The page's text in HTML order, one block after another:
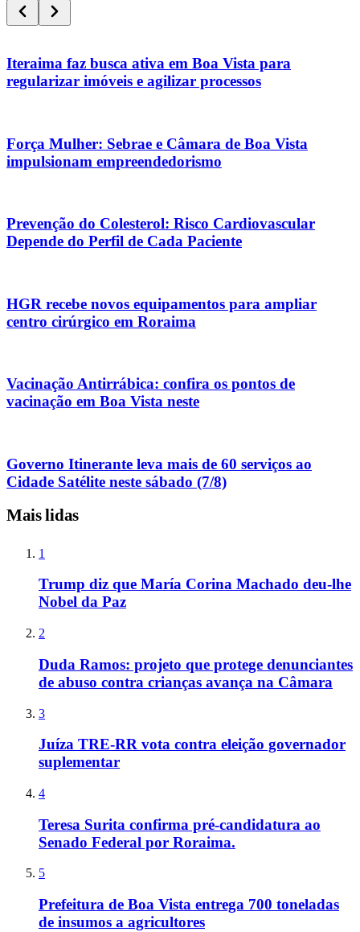
Iteraima faz busca ativa em Boa Vista para
regularizar imóveis e agilizar processos
Força Mulher: Sebrae e Câmara de Boa Vista
impulsionam empreendedorismo
Prevenção do Colesterol: Risco Cardiovascular
Depende do Perfil de Cada Paciente
HGR recebe novos equipamentos para ampliar
centro cirúrgico em Roraima
Vacinação Antirrábica: confira os pontos de
vacinação em Boa Vista neste
Governo Itinerante leva mais de 60 serviços ao
Cidade Satélite neste sábado (7/8)
Mais lidas
1
Trump diz que María Corina Machado deu-lhe
Nobel da Paz
2
Duda Ramos: projeto que protege denunciantes
de abuso contra crianças avança na Câmara
3
Juíza TRE-RR vota contra eleição governador
suplementar
4
Teresa Surita confirma pré-candidatura ao
Senado Federal por Roraima.
5
Prefeitura de Boa Vista entrega 700 toneladas
de insumos a agricultores